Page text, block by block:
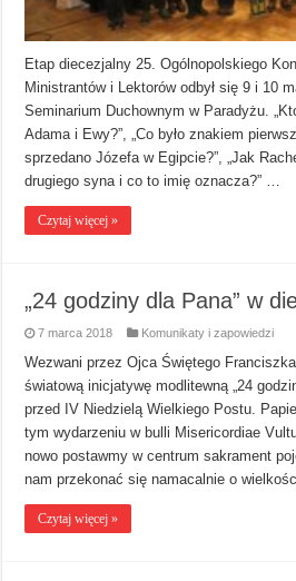
Etap diecezjalny 25. Ogólnopolskiego
Ministrantów i Lektorów odbył się 9 i 10
Seminarium Duchownym w Paradyżu.
Adama i Ewy?”, „Co było znakiem
sprzedano Józefa w Egipcie?”, „Jak
drugiego syna i co to imię oznacza?” …
Czytaj więcej »
„24 godziny dla Pana” w
7 marca 2018 Komunikaty i zapowiedzi
Wezwani przez Ojca Świętego
światową inicjatywę modlitewną „24
przed IV Niedzielą Wielkiego Postu.
tym wydarzeniu w bulli Misericordiae
nowo postawmy w centrum sakrament
nam przekonać się namacalnie o
Czytaj więcej »